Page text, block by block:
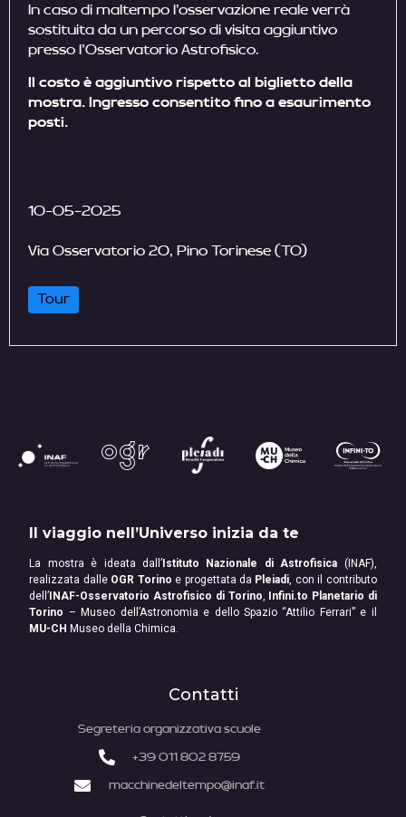
In caso di maltempo l’osservazione reale verrà
sostituita da un percorso di visita aggiuntivo
presso l’Osservatorio Astrofisico.
Il costo è aggiuntivo rispetto al biglietto della
mostra. Ingresso consentito fino a esaurimento
posti.
10-05-2025
Via Osservatorio 20, Pino Torinese (TO)
Tour
Il viaggio nell’Universo inizia da te
La mostra è ideata dall’ Istituto Nazionale di Astrofisica (INAF),
realizzata dalle OGR Torino e progettata da Pleiadi, con il contributo
dell’ INAF-Osservatorio Astrofisico di Torino,
Infini.to Planetario di
Torino – Museo dell’Astronomia e dello Spazio “Attilio Ferrari” e il
MU-CH Museo della Chimica.
Contatti
Segreteria organizzativa scuole
+39 011 802 8759
macchinedeltempo@inaf.it